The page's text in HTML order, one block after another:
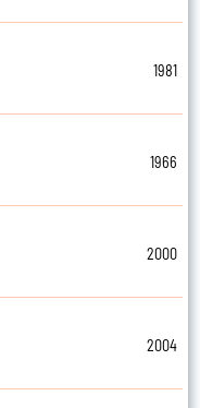
1981
1966
2000
2004